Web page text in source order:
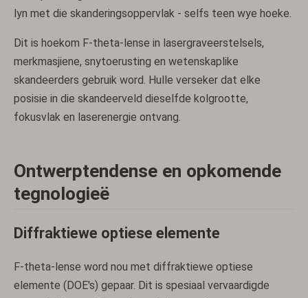
lyn met die skanderingsoppervlak - selfs teen wye hoeke.
Dit is hoekom F-theta-lense in lasergraveerstelsels,
merkmasjiene, snytoerusting en wetenskaplike
skandeerders gebruik word. Hulle verseker dat elke
posisie in die skandeerveld dieselfde kolgrootte,
fokusvlak en laserenergie ontvang.
Ontwerptendense en opkomende
tegnologieë
Diffraktiewe optiese elemente
F-theta-lense word nou met diffraktiewe optiese
elemente (DOE's) gepaar. Dit is spesiaal vervaardigde